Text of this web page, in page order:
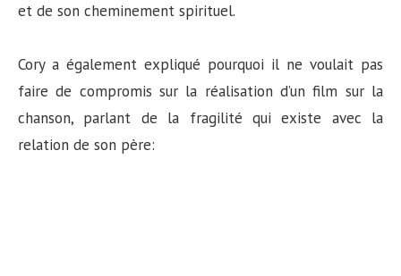
et de son cheminement spirituel.
Cory a également expliqué pourquoi il ne voulait pas
faire de compromis sur la réalisation d’un film sur la
chanson, parlant de la fragilité qui existe avec la
relation de son père: